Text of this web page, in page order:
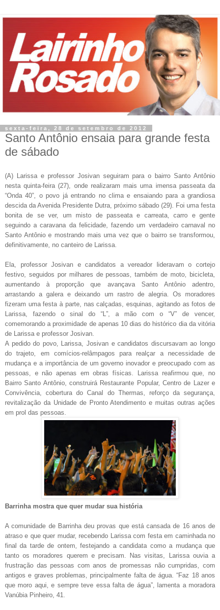
sexta-feira, 28 de setembro de 2012
Santo Antônio ensaia para grande festa
de sábado
(A) Larissa e professor Josivan seguiram para o bairro Santo Antônio
nesta quinta-feira (27), onde realizaram mais uma imensa passeata da
“Onda 40”, o povo já entrando no clima e ensaiando para a grandiosa
descida da Avenida Presidente Dutra, próximo sábado (29). Foi uma festa
bonita de se ver, um misto de passeata e carreata, carro e gente
seguindo a caravana da felicidade, fazendo um verdadeiro carnaval no
Santo Antônio e mostrando mais uma vez que o bairro se transformou,
definitivamente, no canteiro de Larissa.
Ela, professor Josivan e candidatos a vereador lideravam o cortejo
festivo, seguidos por milhares de pessoas, também de moto, bicicleta,
aumentando à proporção que avançava Santo Antônio adentro,
arrastando a galera e deixando um rastro de alegria. Os moradores
fizeram uma festa à parte, nas calçadas, esquinas, agitando as fotos de
Larissa, fazendo o sinal do “L”, a mão com o “V” de vencer,
comemorando a proximidade de apenas 10 dias do histórico dia da vitória
de Larissa e professor Josivan.
A pedido do povo, Larissa, Josivan e candidatos discursavam ao longo
do trajeto, em comícios-relâmpagos para realçar a necessidade de
mudança e a importância de um governo inovador e preocupado com as
pessoas, e não apenas em obras físicas. Larissa reafirmou que, no
Bairro Santo Antônio, construirá Restaurante Popular, Centro de Lazer e
Convivência, cobertura do Canal do Thermas, reforço da segurança,
revitalização da Unidade de Pronto Atendimento e muitas outras ações
em prol das pessoas.
Barrinha mostra que quer mudar sua história
A comunidade de Barrinha deu provas que está cansada de 16 anos de
atraso e que quer mudar, recebendo Larissa com festa em caminhada no
final da tarde de ontem, festejando a candidata como a mudança que
tanto os moradores querem e precisam. Nas visitas, Larissa ouvia a
frustração das pessoas com anos de promessas não cumpridas, com
antigos e graves problemas, principalmente falta de água. “Faz 18 anos
que moro aqui, e sempre teve essa falta de água”, lamenta a moradora
Vanúbia Pinheiro, 41.